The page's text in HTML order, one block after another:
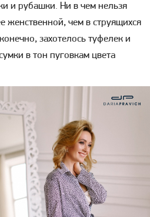
и рубашки. Ни в чем нельзя
женственной, чем в струящихся
захотелось туфелек и
в тон пуговкам цвета